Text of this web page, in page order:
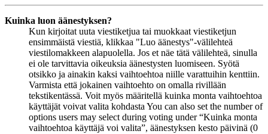
Kuinka luon äänestyksen?
Kun kirjoitat uuta viestiketjua tai muokkaat viestiketjun
ensimmäistä viestiä, klikkaa "Luo äänestys"-välilehteä
viestilomakkeen alapuolella. Jos et näe tätä välilehteä, sinulla
ei ole tarvittavia oikeuksia äänestysten luomiseen. Syötä
otsikko ja ainakin kaksi vaihtoehtoa niille varattuihin kenttiin.
Varmista että jokainen vaihtoehto on omalla rivillään
tekstikentässä. Voit myös määritellä kuinka monta vaihtoehtoa
käyttäjät voivat valita kohdasta You can also set the number of
options users may select during voting under “Kuinka monta
vaihtoehtoa käyttäjä voi valita”, äänestyksen kesto päivinä (0